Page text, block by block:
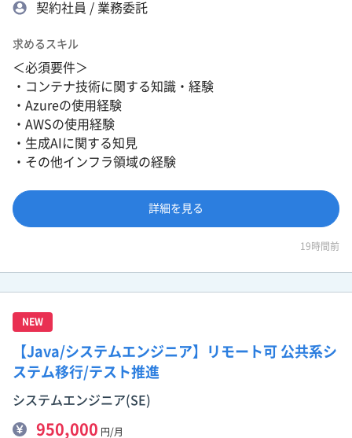
契約社員 / 業務委託
求めるスキル
＜必須要件＞
・コンテナ技術に関する知識・経験
・Azureの使用経験
・AWSの使用経験
・生成AIに関する知見
・その他インフラ領域の経験
詳細を見る
19時間前
NEW
【Java/システムエンジニア】リモート可 公共系シ
ステム移行/テスト推進
システムエンジニア(SE)
950,000 円/月